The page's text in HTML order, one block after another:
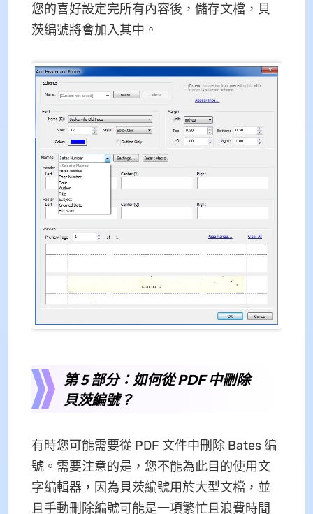
您的喜好設定完所有內容後，儲存文檔，貝
茨編號將會加入其中。
第 5 部分：如何從 PDF 中刪除
貝茨編號？
有時您可能需要從 PDF 文件中刪除 Bates 編
號。需要注意的是，您不能為此目的使用文
字編輯器，因為貝茨編號用於大型文檔，並
且手動刪除編號可能是一項繁忙且浪費時間